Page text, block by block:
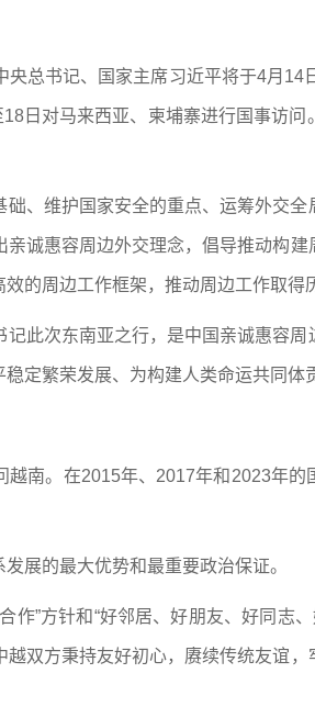
总书记、国家主席习近平将于4月
日对马来西亚、柬埔寨进行国事访
、维护国家安全的重点、运筹外交
诚惠容周边外交理念，倡导推动构
的周边工作框架，推动周边工作取得
此次东南亚之行，是中国亲诚惠容
定繁荣发展、为构建人类命运共同体
南。在2015年、2017年和2023年
展的最大优势和最重要政治保证。
作”方针和“好邻居、好朋友、好同志
双方秉持友好初心，赓续传统友谊